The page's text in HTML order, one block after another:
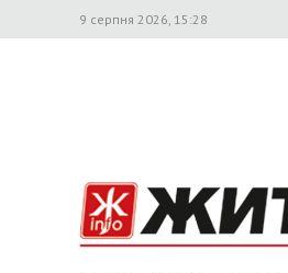
9 серпня 2026, 15:28